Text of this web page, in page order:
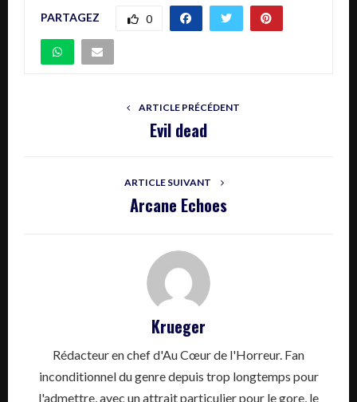
PARTAGEZ 0
ARTICLE PRÉCÉDENT
Evil dead
ARTICLE SUIVANT
Arcane Echoes
Krueger
Rédacteur en chef d'Au Cœur de l'Horreur. Fan
inconditionnel du genre depuis trop longtemps pour
l'admettre, avec un attrait particulier pour le gore, le